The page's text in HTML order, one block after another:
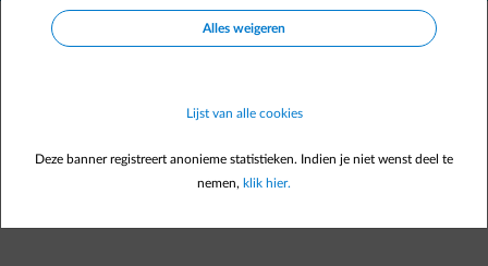
Alles weigeren
Lijst van alle cookies
Deze banner registreert anonieme statistieken. Indien je niet wenst deel te
nemen, klik hier.